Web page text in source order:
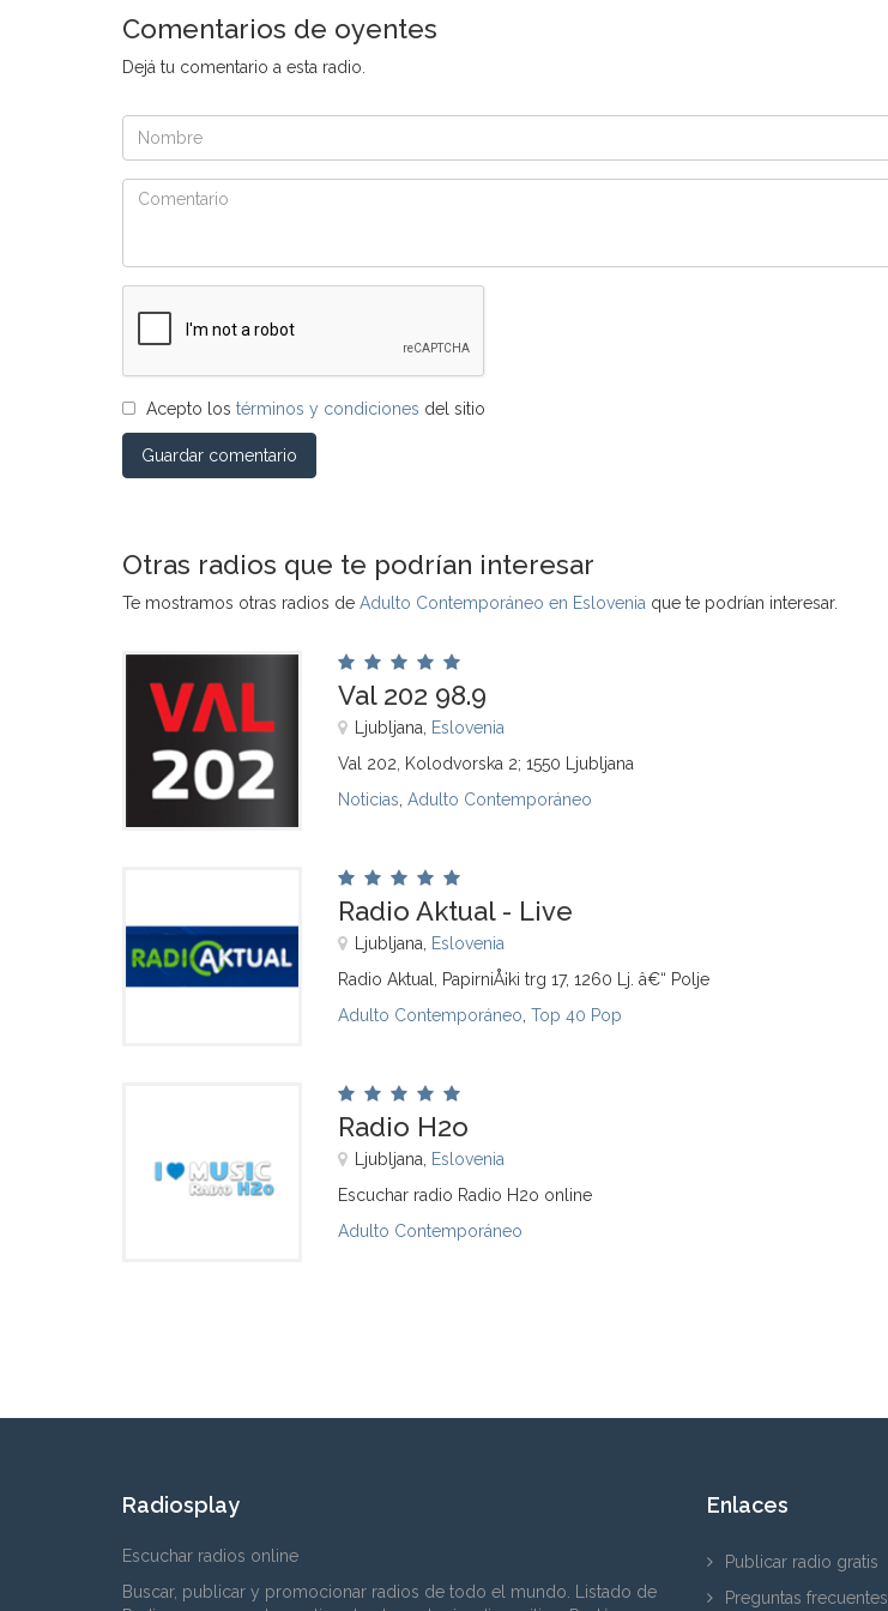
Comentarios de oyentes
Dejá tu comentario a esta radio.
Acepto los términos y condiciones del sitio
Guardar comentario
Otras radios que te podrían interesar
Te mostramos otras radios de Adulto Contemporáneo en Eslovenia que te podrían interesar.
Val 202 98.9
Ljubljana,
Eslovenia
Val 202, Kolodvorska 2; 1550 Ljubljana
Noticias Adulto Contemporáneo
Radio Aktual - Live
Ljubljana,
Eslovenia
Radio Aktual, PapirniÅ¡ki trg 17, 1260 Lj. â€“ Polje
Adulto Contemporáneo Top 40 Pop
Radio H2o
Ljubljana,
Eslovenia
Escuchar radio Radio H2o online
Adulto Contemporáneo
Radiosplay
Escuchar radios online
Buscar, publicar y promocionar radios de todo el mundo. Listado de
Enlaces
Publicar radio gratis
Preguntas frecuentes